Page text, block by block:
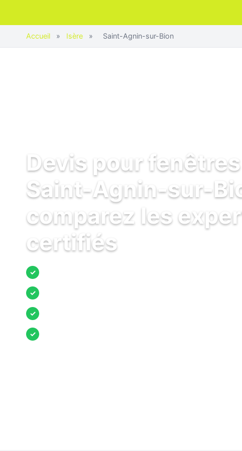
Accueil » Isère » Saint-Agnin-sur-Bion
Devis pour
Saint-Agnin-sur-
comparez les
certifiés
✓
✓
✓
✓